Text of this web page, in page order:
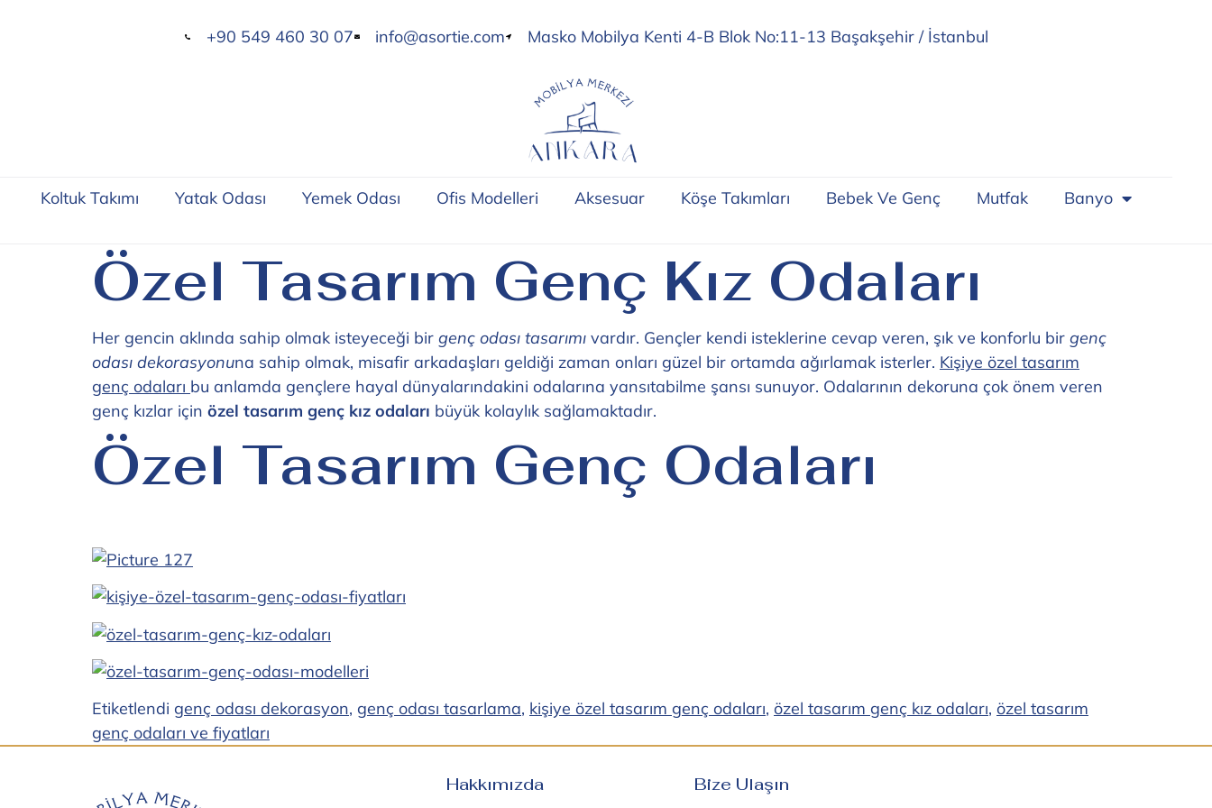
+90 549 460 30 07 info@asortie.com Masko Mobilya Kenti 4-B Blok No:11-13 Başakşehir / İstanbul
Koltuk Takımı Yatak Odası Yemek Odası Ofis Modelleri Aksesuar Köşe Takımları Bebek Ve Genç Mutfak Banyo
Özel Tasarım Genç Kız Odaları
Her gencin aklında sahip olmak isteyeceği bir genç odası tasarımı vardır. Gençler kendi isteklerine cevap veren, şık ve konforlu bir genç
odası dekorasyonuna sahip olmak, misafir arkadaşları geldiği zaman onları güzel bir ortamda ağırlamak isterler. Kişiye özel tasarım
genç odaları bu anlamda gençlere hayal dünyalarındakini odalarına yansıtabilme şansı sunuyor. Odalarının dekoruna çok önem veren
genç kızlar için özel tasarım genç kız odaları büyük kolaylık sağlamaktadır.
Özel Tasarım Genç Odaları
Etiketlendi genç odası dekorasyon, genç odası tasarlama, kişiye özel tasarım genç odaları, özel tasarım genç kız odaları, özel tasarım
genç odaları ve fiyatları
Hakkımızda Bize Ulaşın